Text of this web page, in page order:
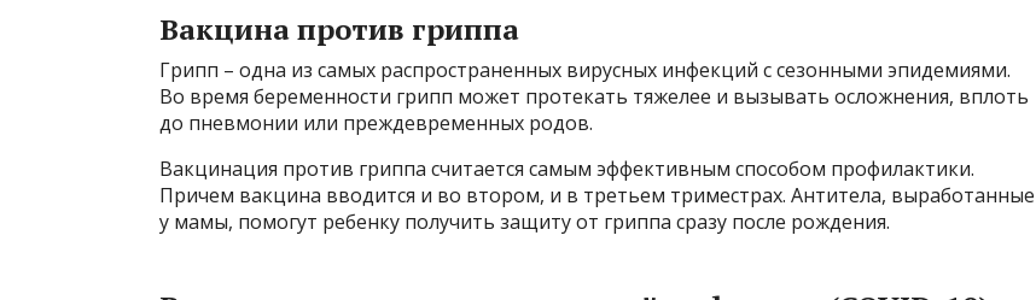
Вакцина против гриппа
Грипп – одна из самых распространенных вирусных инфекций с сезонными эпидемиями.
Во время беременности грипп может протекать тяжелее и вызывать осложнения, вплоть
до пневмонии или преждевременных родов.
Вакцинация против гриппа считается самым эффективным способом профилактики.
Причем вакцина вводится и во втором, и в третьем триместрах. Антитела, выработанные
у мамы, помогут ребенку получить защиту от гриппа сразу после рождения.